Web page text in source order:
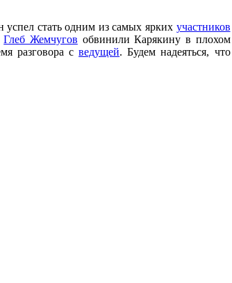
успел стать одним из самых ярких участников
Глеб Жемчугов обвинили Карякину в плохом
разговора сведущей. Будем надеяться, что